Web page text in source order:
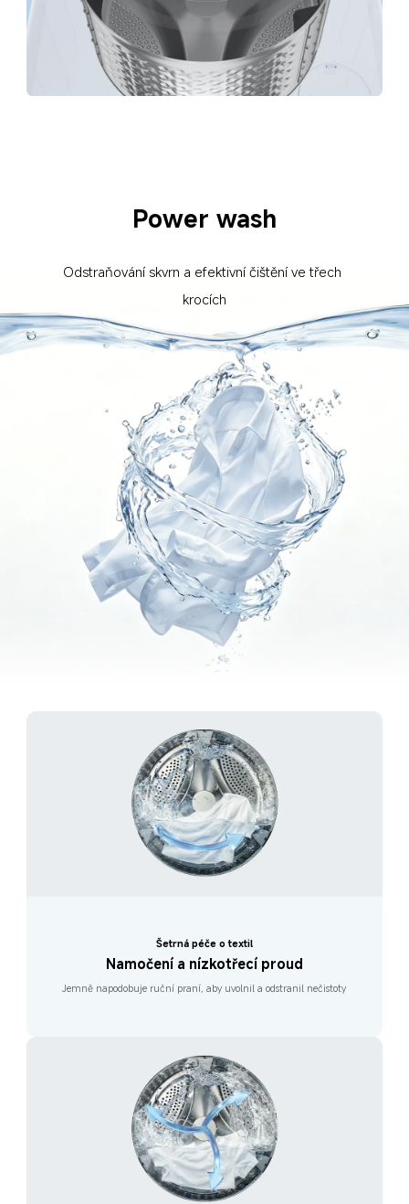
Power wash
Odstraňování skvrn a efektivní čištění ve třech
krocích
Šetrná péče o textil
Namočení a nízkotřecí proud
Jemně napodobuje ruční praní, aby uvolnil a odstranil nečistoty